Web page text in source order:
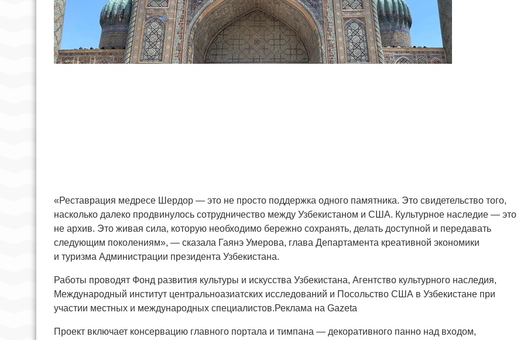
«Реставрация медресе Шердор — это не просто поддержка одного памятника. Это свидетельство того,
насколько далеко продвинулось сотрудничество между Узбекистаном и США. Культурное наследие — это
не архив. Это живая сила, которую необходимо бережно сохранять, делать доступной и передавать
следующим поколениям», — сказала Гаянэ Умерова, глава Департамента креативной экономики
и туризма Администрации президента Узбекистана.
Работы проводят Фонд развития культуры и искусства Узбекистана, Агентство культурного наследия,
Международный институт центральноазиатских исследований и Посольство США в Узбекистане при
участии местных и международных специалистов.Реклама на Gazeta
Проект включает консервацию главного портала и тимпана — декоративного панно над входом,